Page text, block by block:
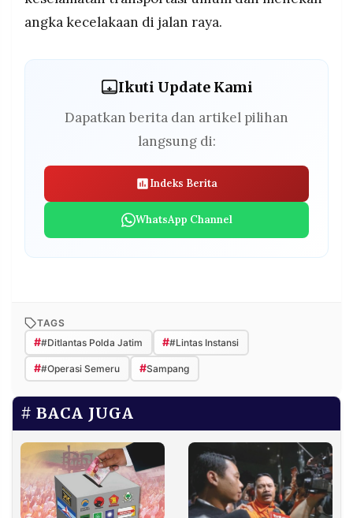
angka kecelakaan di jalan raya.
Ikuti Update Kami
Dapatkan berita dan artikel pilihan
langsung di:
Indeks Berita
WhatsApp Channel
TAGS
##Ditlantas Polda Jatim ##Lintas Instansi
##Operasi Semeru #Sampang
BACA JUGA